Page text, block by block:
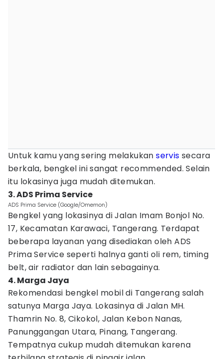
Untuk kamu yang sering melakukanservis secara
berkala, bengkel ini sangat recommended. Selain
itu lokasinya juga mudah ditemukan.
3. ADS Prima Service
ADS Prima Service (Google/Omemon)
Bengkel yang lokasinya di Jalan Imam Bonjol No.
17, Kecamatan Karawaci, Tangerang. Terdapat
beberapa layanan yang disediakan oleh ADS
Prima Service seperti halnya ganti oli rem, timing
belt, air radiator dan lain sebagainya.
4. Marga Jaya
Rekomendasi bengkel mobil di Tangerang salah
satunya Marga Jaya. Lokasinya di Jalan MH.
Thamrin No. 8, Cikokol, Jalan Kebon Nanas,
Panunggangan Utara, Pinang, Tangerang.
Tempatnya cukup mudah ditemukan karena